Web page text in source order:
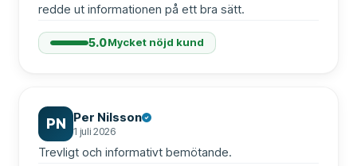
redde ut informationen på ett bra sätt.
5.0Mycket nöjd kund
PN Per Nilsson
1 juli 2026
Trevligt och informativt bemötande.